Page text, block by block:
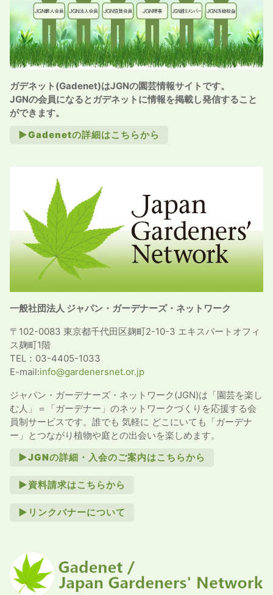
ガデネット(Gadenet)はJGNの園芸情報サイトです。
JGNの会員になるとガデネットに情報を掲載し発信すること
ができます。
►Gadenetの詳細はこちらから
一般社団法人 ジャパン・ガーデナーズ・ネットワーク
〒102-0083 東京都千代田区麹町2-10-3 エキスパートオフィ
ス麹町1階
TEL：03-4405-1033
E-mail:info@gardenersnet.or.jp
ジャパン・ガーデナーズ・ネットワーク(JGN)は「園芸を楽し
む人」＝「ガーデナー」のネットワークづくりを応援する会
員制サービスです。誰でも 気軽に どこにいても「ガーデナ
ー」とつながり植物や庭との出会いを楽しめます。
►JGNの詳細・入会のご案内はこちらから
►資料請求はこちらから
►リンクバナーについて